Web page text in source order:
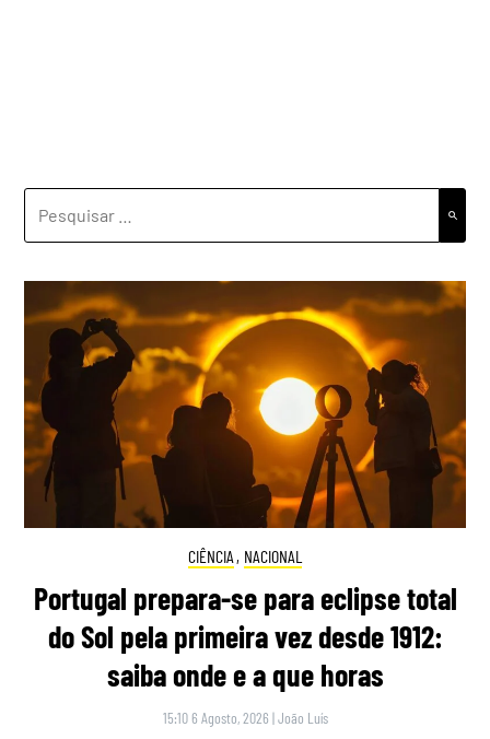
CIÊNCIA , NACIONAL
Portugal prepara-se para eclipse total
do Sol pela primeira vez desde 1912:
saiba onde e a que horas
15:10 6 Agosto, 2026 |João Luís